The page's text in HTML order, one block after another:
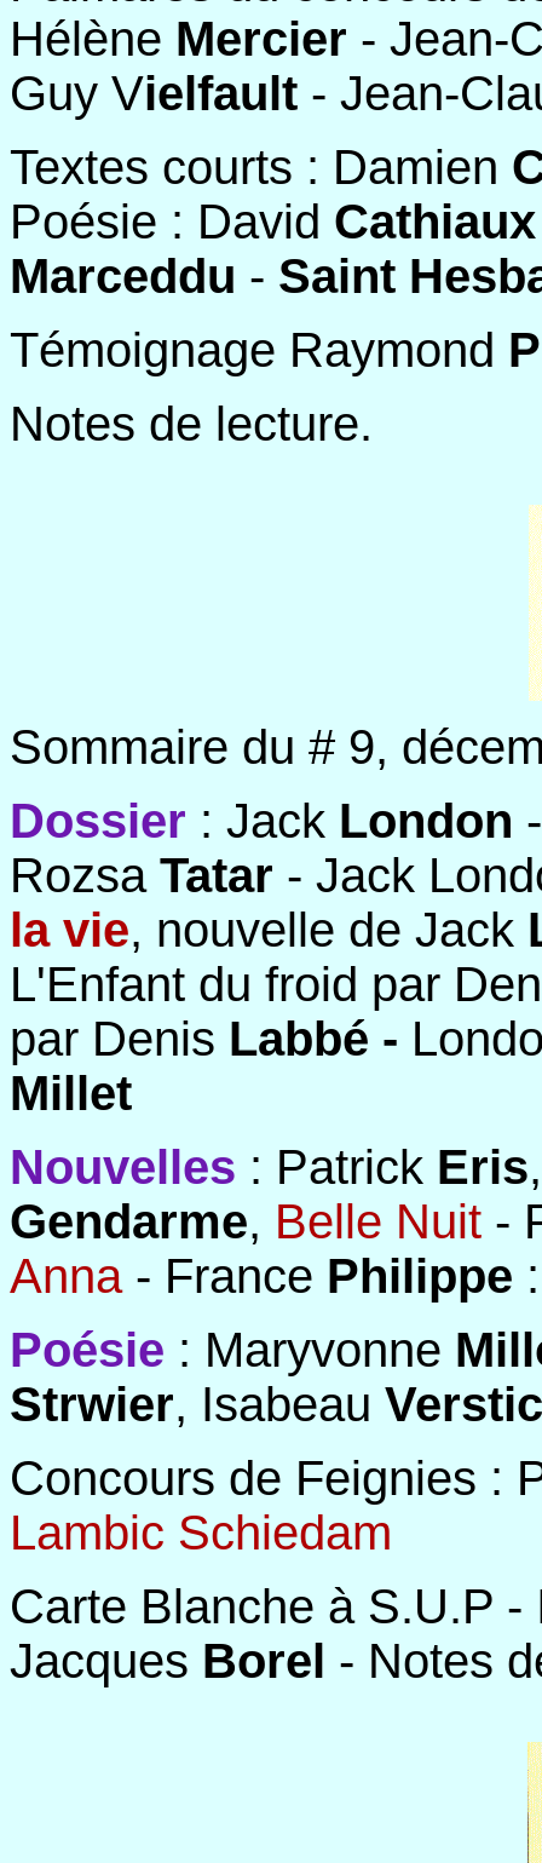
Hélène Mercier - Jean-
Guy Vielfault - Jean-
Textes courts : Damien
Poésie : David Cathiaux
Marceddu - Saint
Témoignage Raymond
Notes de lecture.
Sommaire du # 9,
Dossier : Jack London
Rozsa Tatar - Jack
la vie, nouvelle de Jack
L'Enfant du froid par
par Denis Labbé -
Millet
Nouvelles : Patrick Eris
Gendarme, Belle Nuit -
Anna- France Philippe
Poésie : Maryvonne
Strwier, Isabeau
Concours de Feignies :
Lambic Schiedam
Carte Blanche à S.U.P
Jacques Borel - Notes